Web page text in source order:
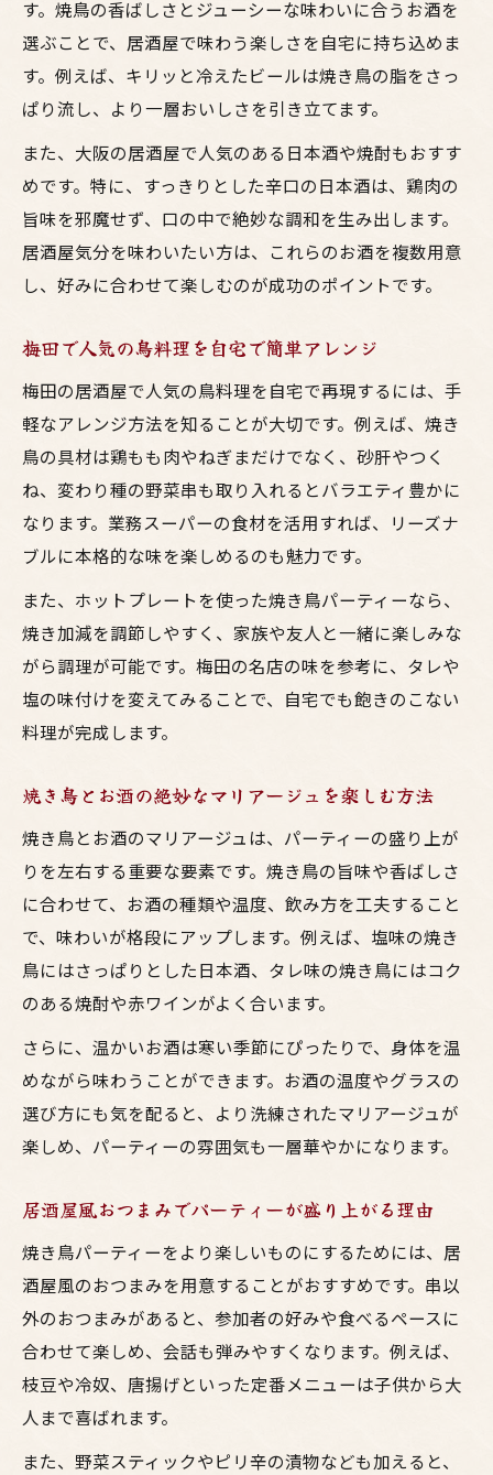
す。焼鳥の香ばしさとジューシーな味わいに合うお酒を
選ぶことで、居酒屋で味わう楽しさを自宅に持ち込めま
す。例えば、キリッと冷えたビールは焼き鳥の脂をさっ
ぱり流し、より一層おいしさを引き立てます。
また、大阪の居酒屋で人気のある日本酒や焼酎もおすす
めです。特に、すっきりとした辛口の日本酒は、鶏肉の
旨味を邪魔せず、口の中で絶妙な調和を生み出します。
居酒屋気分を味わいたい方は、これらのお酒を複数用意
し、好みに合わせて楽しむのが成功のポイントです。
梅田で人気の鳥料理を自宅で簡単アレンジ
梅田の居酒屋で人気の鳥料理を自宅で再現するには、手
軽なアレンジ方法を知ることが大切です。例えば、焼き
鳥の具材は鶏もも肉やねぎまだけでなく、砂肝やつく
ね、変わり種の野菜串も取り入れるとバラエティ豊かに
なります。業務スーパーの食材を活用すれば、リーズナ
ブルに本格的な味を楽しめるのも魅力です。
また、ホットプレートを使った焼き鳥パーティーなら、
焼き加減を調節しやすく、家族や友人と一緒に楽しみな
がら調理が可能です。梅田の名店の味を参考に、タレや
塩の味付けを変えてみることで、自宅でも飽きのこない
料理が完成します。
焼き鳥とお酒の絶妙なマリアージュを楽しむ方法
焼き鳥とお酒のマリアージュは、パーティーの盛り上が
りを左右する重要な要素です。焼き鳥の旨味や香ばしさ
に合わせて、お酒の種類や温度、飲み方を工夫すること
で、味わいが格段にアップします。例えば、塩味の焼き
鳥にはさっぱりとした日本酒、タレ味の焼き鳥にはコク
のある焼酎や赤ワインがよく合います。
さらに、温かいお酒は寒い季節にぴったりで、身体を温
めながら味わうことができます。お酒の温度やグラスの
選び方にも気を配ると、より洗練されたマリアージュが
楽しめ、パーティーの雰囲気も一層華やかになります。
居酒屋風おつまみでパーティーが盛り上がる理由
焼き鳥パーティーをより楽しいものにするためには、居
酒屋風のおつまみを用意することがおすすめです。串以
外のおつまみがあると、参加者の好みや食べるペースに
合わせて楽しめ、会話も弾みやすくなります。例えば、
枝豆や冷奴、唐揚げといった定番メニューは子供から大
人まで喜ばれます。
また、野菜スティックやピリ辛の漬物なども加えると、